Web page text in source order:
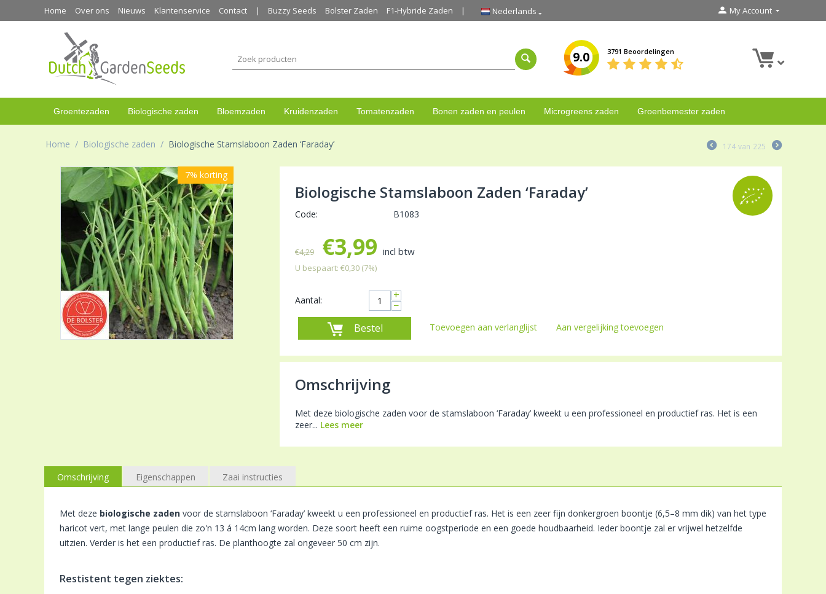
Home Over ons Nieuws Klantenservice Contact Buzzy Seeds Bolster Zaden F1-Hybride Zaden Nederlands My Account
9.0 3791 Beoordelingen
Groentezaden Biologische zaden Bloemzaden Kruidenzaden Tomatenzaden Bonen zaden en peulen Microgreens zaden Groenbemester zaden
Home / Biologische zaden / Biologische Stamslaboon Zaden ‘Faraday’ 174 van 225
7% korting
Biologische Stamslaboon Zaden ‘Faraday’
Code: B1083
€4,29 €3,99 incl btw
U bespaart: €0,30(7%)
Aantal: +
−
Bestel
Toevoegen aan verlanglijst Aan vergelijking toevoegen
Omschrijving
Met deze biologische zaden voor de stamslaboon ‘Faraday’ kweekt u een professioneel en productief ras. Het is een
zeer... Lees meer
Omschrijving Eigenschappen Zaai instructies
Met deze biologische zaden voor de stamslaboon ‘Faraday’ kweekt u een professioneel en productief ras. Het is een zeer fijn donkergroen boontje (6,5–8 mm dik) van het type
haricot vert, met lange peulen die zo'n 13 á 14cm lang worden. Deze soort heeft een ruime oogstperiode en een goede houdbaarheid. Ieder boontje zal er vrijwel hetzelfde
uitzien. Verder is het een productief ras. De planthoogte zal ongeveer 50 cm zijn.
Restistent tegen ziektes: